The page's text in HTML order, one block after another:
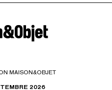
MAISON&OBJET
2026